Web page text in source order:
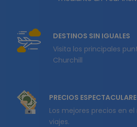
DESTINOS SIN IGUALES
Visita los principales
Churchill
PRECIOS
Los mejores precios en
viajes.